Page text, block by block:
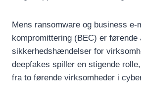
Mens ransomware og business e-
kompromittering (BEC) er førende
sikkerhedshændelser for
deepfakes spiller en stigende
fra to førende virksomheder i